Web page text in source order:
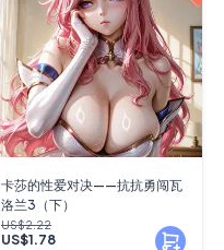
卡莎的性爱对决——抗抗勇闯瓦
洛兰3（下）
US$2.22
US$1.78